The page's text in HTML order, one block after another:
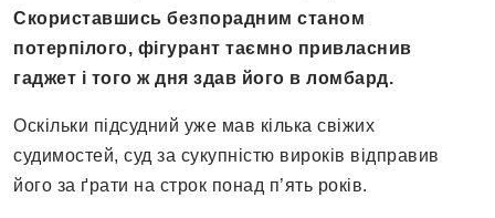
Скориставшись безпорадним станом
потерпілого, фігурант таємно привласнив
гаджет і того ж дня здав його в ломбард.
Оскільки підсудний уже мав кілька свіжих
судимостей, суд за сукупністю вироків відправив
його за ґрати на строк понад п’ять років.